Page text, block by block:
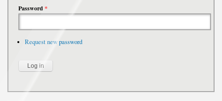
Password*
Request new password